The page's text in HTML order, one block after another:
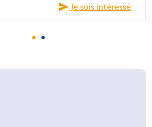
Je suis intéressé